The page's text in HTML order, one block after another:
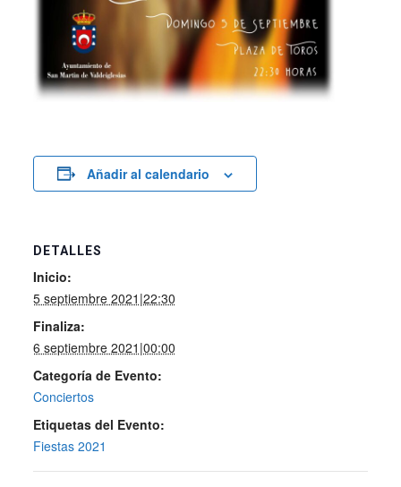
Añadir al calendario
DETALLES
Inicio:
5 septiembre 2021|22:30
Finaliza:
6 septiembre 2021|00:00
Categoría de Evento:
Conciertos
Etiquetas del Evento:
Fiestas 2021